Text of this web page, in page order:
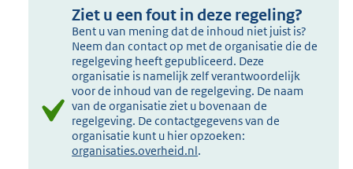
Ziet u een fout in deze regeling?
Bent u van mening dat de inhoud niet juist is?
Neem dan contact op met de organisatie die de
regelgeving heeft gepubliceerd. Deze
organisatie is namelijk zelf verantwoordelijk
voor de inhoud van de regelgeving. De naam
van de organisatie ziet u bovenaan de
regelgeving. De contactgegevens van de
organisatie kunt u hier opzoeken:
organisaties.overheid.nl.